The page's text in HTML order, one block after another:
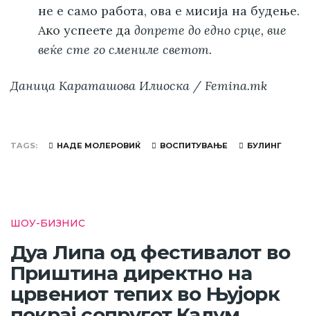
не е само работа, ова е мисија на будење.
Ако успеете да допрете до едно срце, вие
веќе сте го смениле светот.
Даница Караташова Илиоска / Femina.mk
TAGS НАДЕ МОЛЕРОВИЌ ВОСПИТУВАЊЕ БУЛИНГ
ШОУ-БИЗНИС
Дуа Липа од фестивалот во
Приштина директно на
црвениот тепих во Њујорк